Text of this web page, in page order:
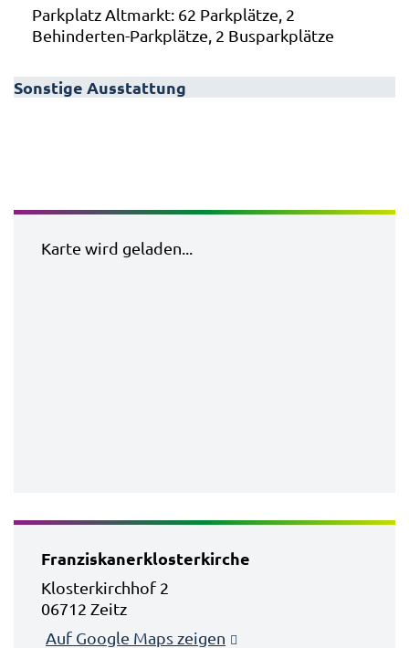
Parkplatz Altmarkt: 62 Parkplätze, 2
Behinderten-Parkplätze, 2 Busparkplätze
Sonstige Ausstattung
Karte wird geladen...
Franziskanerklosterkirche
Klosterkirchhof 2
06712 Zeitz
Auf Google Maps zeigen